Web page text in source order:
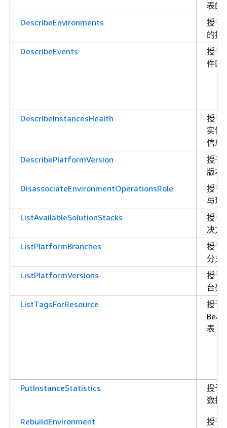
表的
DescribeEnvironments
授予
的描
DescribeEvents
授予
件匹
DescribeInstancesHealth
授予
实例
信息
DescribePlatformVersion
授予
版本
DisassociateEnvironmentOperationsRole
授予
与环
ListAvailableSolutionStacks
授予
决方
ListPlatformBranches
授予
分支
ListPlatformVersions
授予
台列
ListTagsForResource
授予
表
PutInstanceStatistics
授予
数据
RebuildEnvironment
授予